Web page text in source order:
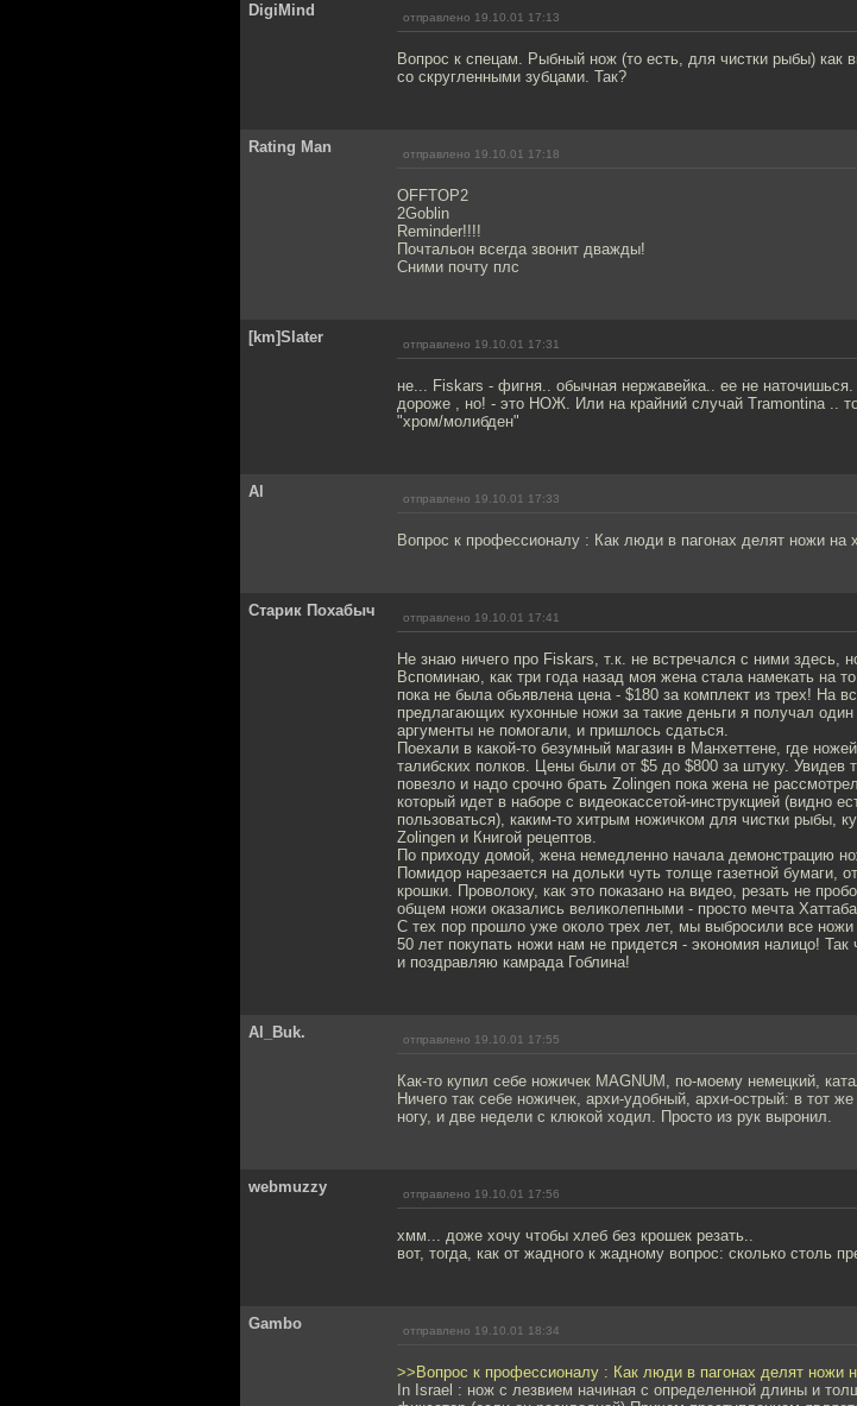
DigiMind отправлено 19.10.01 17:13
Вопрос к спецам. Рыбный нож (то есть, для чистки рыбы) как
со скругленными зубцами. Так?
Rating Man отправлено 19.10.01 17:18
OFFTOP2
2Goblin
Reminder!!!!
Почтальон всегда звонит дважды!
Сними почту плс
[km]Slater отправлено 19.10.01 17:31
не... Fiskars - фигня.. обычная нержавейка.. ее не
дороже , но! - это НОЖ. Или на крайний случай Tramontina ..
"хром/молибден"
Al отправлено 19.10.01 17:33
Вопрос к профессионалу : Как люди в пагонах делят ножи на
Старик Похабыч отправлено 19.10.01 17:41
Не знаю ничего про Fiskars, т.к. не встречался с ними
Вспоминаю, как три года назад моя жена стала намекать на
пока не была обьявлена цена - $180 за комплект из трех! На
предлагающих кухонные ножи за такие деньги я получал
аргументы не помогали, и пришлось сдаться.
Поехали в какой-то безумный магазин в Манхеттене, где
талибских полков. Цены были от $5 до $800 за штуку. Увидев
повезло и надо срочно брать Zolingen пока жена не
который идет в наборе с видеокассетой-инструкцией (видно
пользоваться), каким-то хитрым ножичком для чистки рыбы,
Zolingen и Книгой рецептов.
По приходу домой, жена немедленно начала демонстрацию
Помидор нарезается на дольки чуть толще газетной бумаги,
крошки. Проволоку, как это показано на видео, резать не
общем ножи оказались великолепными - просто мечта Хаттаба
С тех пор прошло уже около трех лет, мы выбросили все
50 лет покупать ножи нам не придется - экономия налицо!
и поздравляю камрада Гоблина!
Al_Buk. отправлено 19.10.01 17:55
Как-то купил себе ножичек MAGNUM, по-моему немецкий,
Ничего так себе ножичек, архи-удобный, архи-острый: в тот
ногу, и две недели с клюкой ходил. Просто из рук выронил.
webmuzzy отправлено 19.10.01 17:56
хмм... доже хочу чтобы хлеб без крошек резать..
вот, тогда, как от жадного к жадному вопрос: сколько столь
Gambo отправлено 19.10.01 18:34
>>Вопрос к профессионалу : Как люди в пагонах делят ножи
In Israel : нож с лезвием начиная с определенной длины и